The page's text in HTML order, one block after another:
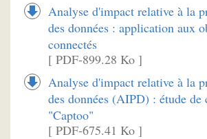
Analyse d'impact relative à la
des données : application aux
connectés
[ PDF-899.28 Ko ]
Analyse d'impact relative à la
des données (AIPD) : étude de
"Captoo"
[ PDF-675.41 Ko ]